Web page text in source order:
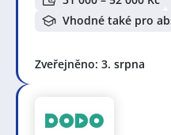
Vhodné také pro
Zveřejněno: 3. srpna